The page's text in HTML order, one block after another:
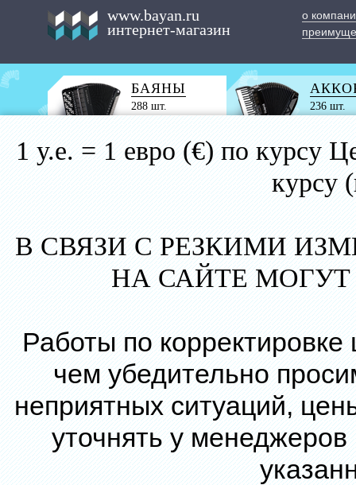
www.bayan.ru
интернет-магазин
о
БАЯНЫ
288 шт. 236 шт.
1 у.е. = 1 евро (€) по курсу
курсу
В СВЯЗИ С РЕЗКИМИ
НА САЙТЕ
Работы по
чем убедительно
неприятных ситуаций,
уточнять у